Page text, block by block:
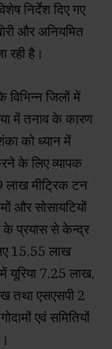
निर्देश दिए गए
और अनियमित
रही है।
विभिन्न जिलों में
में तनाव के कारण
को ध्यान में
के लिए व्यापक
लाख मीट्रिक टन
और सोसायटियों
के प्रयास से केन्द्र
15.55 लाख
यूरिया 7.25 लाख,
तथा एसएसपी 2
एवं समितियों